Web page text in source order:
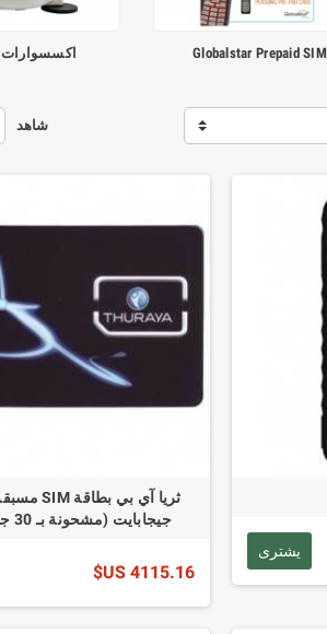
Globalstar Prepaid SIM اكسسوارات Thuraya
شاهد
يشترى
جيجابايت (مشحونة بـ 30 جيجابايت)
4115.16 US$